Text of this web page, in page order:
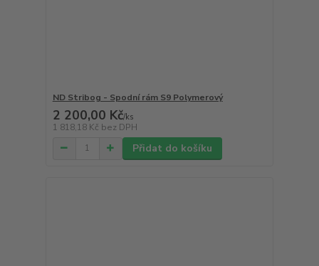
ND Stribog - Spodní rám S9 Polymerový
2 200,00 Kč/ks
1 818,18 Kč bez DPH
Přidat do košíku